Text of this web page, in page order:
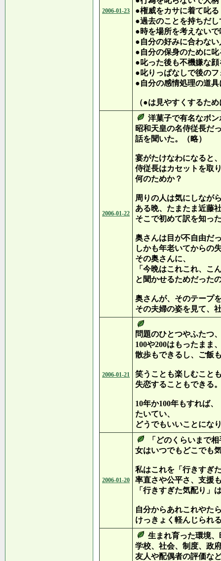
2006-01-23
●権威をカサに着て叱る
●過去のことを持ちだし
●時を場所を考えないで
●自分の好みに合わな
●自分の保身のために叱
●叱った後も不機嫌な
●叱りっぱなしで後の
●自分の感情処理の道
（●は見やすくするた
2006-01-22
洋菓子で有名なボ
昭和天皇の名侍従長だ
話を聞いた。（略）
宴がたけなわになると
侍従長はカセットを取
何のためか？
周りの人は気にしなが
ある晩、たまたま近藤
そこで初めて訳を知っ
奥さんは目が不自由だ
しかも年老いてからの
その奥さんに、
「今晩はこれこれ、こ
と聞かせるためだった
奥さんが、そのテープ
その夫婦の姿を見て、
2006-01-21
問題のひとつやふたつ
100や200はもったまま
散歩もできるし、ご飯
笑うことも楽しむこと
失恋することもできる
10年か100年もすれば、
たいてい、
どうでもいいことにな
2006-01-20
「どのくらいまで
女はいつでもどこでも
私はこれを「行きすぎ
率直さや公平さ、支援
「行きすぎた気配り」
自分からあれこれやた
けっきょく軽んじられ
生まれ育った環境
学校、社会、制度、政
友人や配偶者の評価な